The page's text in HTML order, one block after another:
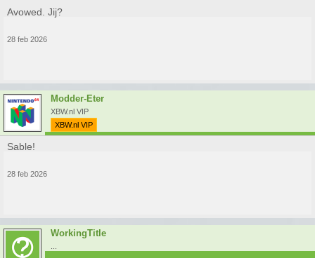
Avowed. Jij?
28 feb 2026
Modder-Eter
XBW.nl VIP
XBW.nl VIP
Sable!
28 feb 2026
WorkingTitle